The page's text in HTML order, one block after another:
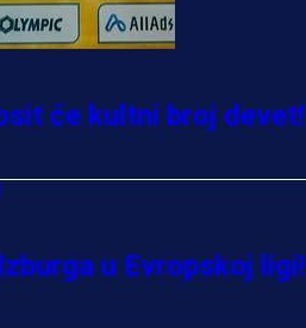
će kultni broj devet!
u Evropskoj ligi!